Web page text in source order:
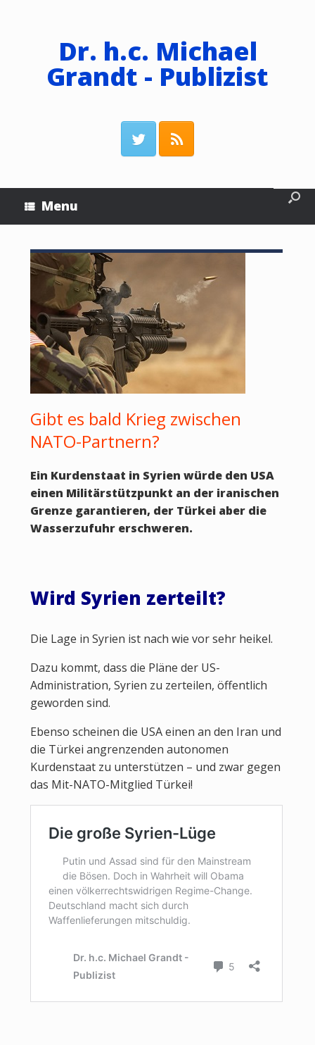
Dr. h.c. Michael
Grandt - Publizist
Menu
Gibt es bald Krieg zwischen
NATO-Partnern?
Ein Kurdenstaat in Syrien würde den USA
einen Militärstützpunkt an der iranischen
Grenze garantieren, der Türkei aber die
Wasserzufuhr erschweren.
Wird Syrien zerteilt?
Die Lage in Syrien ist nach wie vor sehr heikel.
Dazu kommt, dass die Pläne der US-
Administration, Syrien zu zerteilen, öffentlich
geworden sind.
Ebenso scheinen die USA einen an den Iran und
die Türkei angrenzenden autonomen
Kurdenstaat zu unterstützen – und zwar gegen
das Mit-NATO-Mitglied Türkei!